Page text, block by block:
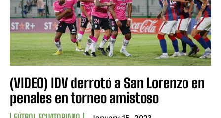
(VIDEO) IDV derrotó a San Lorenzo en
penales en torneo amistoso